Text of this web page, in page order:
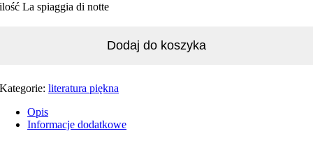
ilość La spiaggia di notte
Dodaj do koszyka
Kategorie:literatura piękna
Opis
Informacje dodatkowe